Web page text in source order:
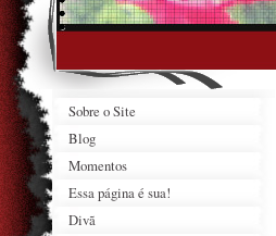
Sobre o Site
Blog
Momentos
Essa página é sua!
Divã